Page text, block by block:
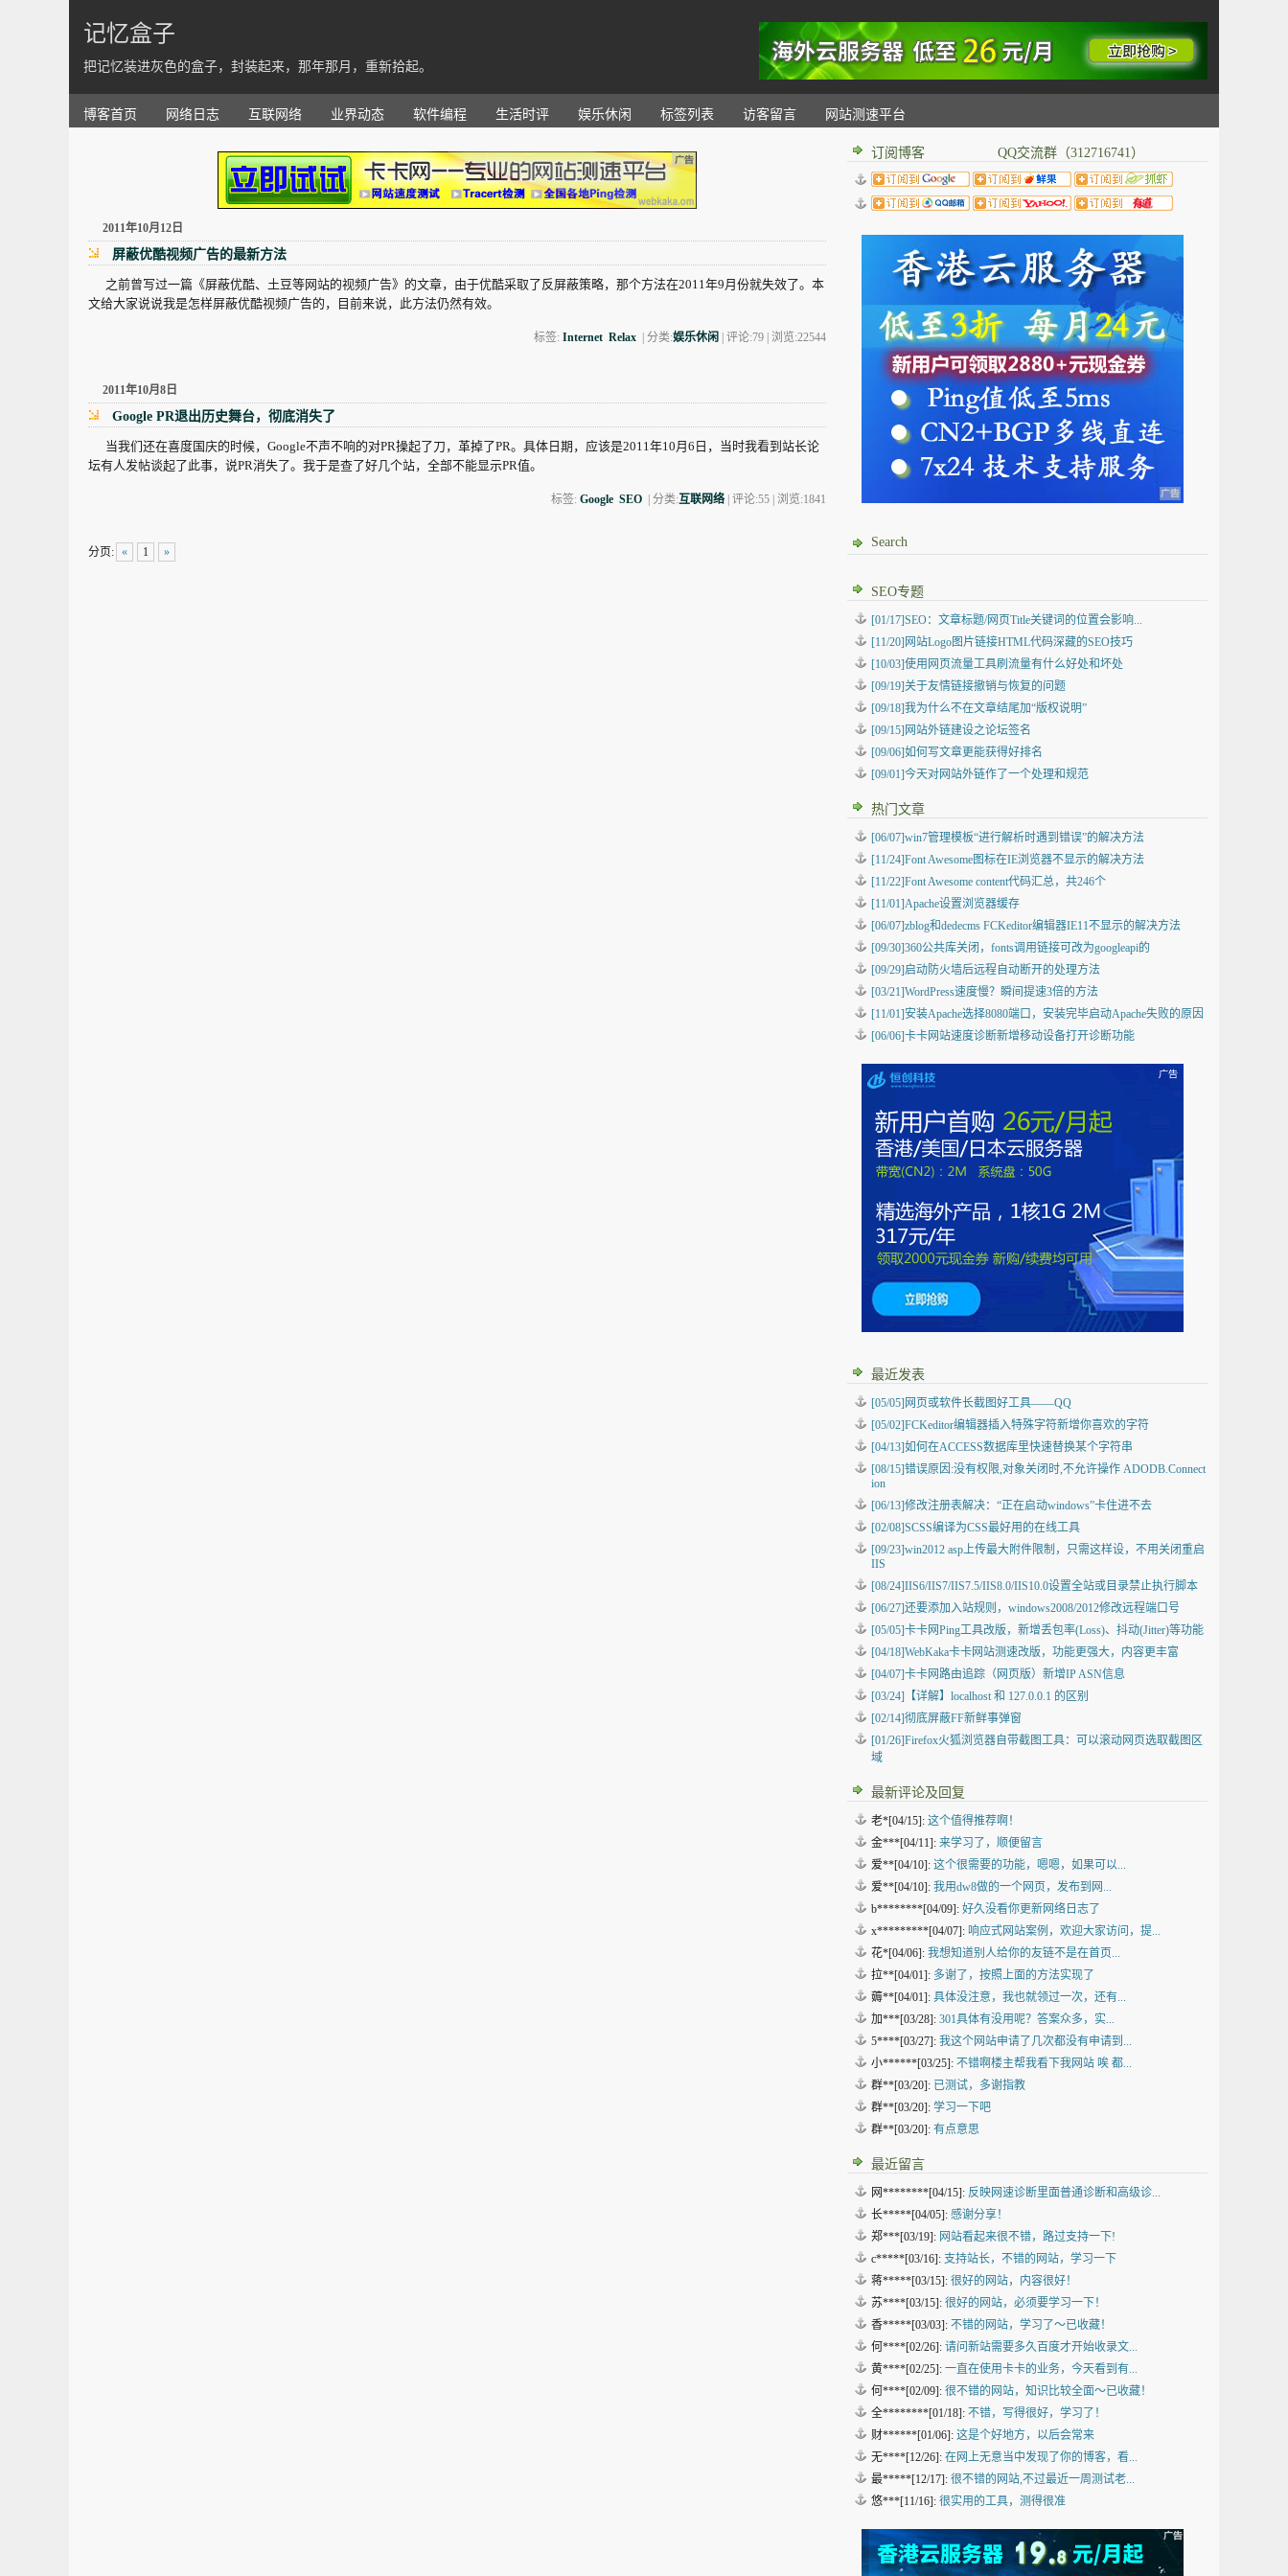
记忆盒子
把记忆装进灰色的盒子，封装起来，那年那月，重新拾起。
博客首页 网络日志 互联网络 业界动态 软件编程 生活时评 娱乐休闲 标签列表 访客留言 网站测速平台
2011年10月12日
屏蔽优酷视频广告的最新方法
之前曾写过一篇《屏蔽优酷、土豆等网站的视频广告》的文章，由于优酷采取了反屏蔽策略，那个方法在2011年9月份就失效了。本
文给大家说说我是怎样屏蔽优酷视频广告的，目前来说，此方法仍然有效。
标签: Internet Relax | 分类:娱乐休闲 | 评论:79 | 浏览:22544
2011年10月8日
Google PR退出历史舞台，彻底消失了
当我们还在喜度国庆的时候，Google不声不响的对PR操起了刀，革掉了PR。具体日期，应该是2011年10月6日，当时我看到站长论
坛有人发帖谈起了此事，说PR消失了。我于是查了好几个站，全部不能显示PR值。
标签: Google SEO | 分类:互联网络 | 评论:55 | 浏览:1841
分页: « 1 »
订阅博客 QQ交流群（312716741）
Search
SEO专题
[01/17]SEO：文章标题/网页Title关键词的位置会影响...
[11/20]网站Logo图片链接HTML代码深藏的SEO技巧
[10/03]使用网页流量工具刷流量有什么好处和坏处
[09/19]关于友情链接撤销与恢复的问题
[09/18]我为什么不在文章结尾加“版权说明”
[09/15]网站外链建设之论坛签名
[09/06]如何写文章更能获得好排名
[09/01]今天对网站外链作了一个处理和规范
热门文章
[06/07]win7管理模板“进行解析时遇到错误”的解决方法
[11/24]Font Awesome图标在IE浏览器不显示的解决方法
[11/22]Font Awesome content代码汇总，共246个
[11/01]Apache设置浏览器缓存
[06/07]zblog和dedecms FCKeditor编辑器IE11不显示的解决方法
[09/30]360公共库关闭，fonts调用链接可改为googleapi的
[09/29]启动防火墙后远程自动断开的处理方法
[03/21]WordPress速度慢？瞬间提速3倍的方法
[11/01]安装Apache选择8080端口，安装完毕启动Apache失败的原因
[06/06]卡卡网站速度诊断新增移动设备打开诊断功能
最近发表
[05/05] 网页或软件长截图好工具——QQ
[05/02]FCKeditor编辑器插入特殊字符新增你喜欢的字符
[04/13]如何在ACCESS数据库里快速替换某个字符串
[08/15]错误原因:没有权限,对象关闭时,不允许操作 ADODB.Connect
ion
[06/13]修改注册表解决：“正在启动windows”卡住进不去
[02/08]SCSS编译为CSS最好用的在线工具
[09/23]win2012 asp上传最大附件限制，只需这样设，不用关闭重启
IIS
[08/24]IIS6/IIS7/IIS7.5/IIS8.0/IIS10.0设置全站或目录禁止执行脚本
[06/27]还要添加入站规则，windows2008/2012修改远程端口号
[05/05]卡卡网Ping工具改版，新增丢包率(Loss)、抖动(Jitter)等功能
[04/18]WebKaka卡卡网站测速改版，功能更强大，内容更丰富
[04/07]卡卡网路由追踪（网页版）新增IP ASN信息
[03/24] 【详解】localhost 和 127.0.0.1 的区别
[02/14]彻底屏蔽FF新鲜事弹窗
[01/26]Firefox火狐浏览器自带截图工具：可以滚动网页选取截图区
域
最新评论及回复
老*[04/15]: 这个值得推荐啊！
金***[04/11]: 来学习了，顺便留言
爱**[04/10]: 这个很需要的功能，嗯嗯，如果可以...
爱**[04/10]: 我用dw8做的一个网页，发布到网...
b********[04/09]: 好久没看你更新网络日志了
x*********[04/07]: 响应式网站案例，欢迎大家访问，提...
花*[04/06]: 我想知道别人给你的友链不是在首页...
拉**[04/01]: 多谢了，按照上面的方法实现了
薅**[04/01]: 具体没注意，我也就领过一次，还有...
加***[03/28]: 301具体有没用呢？答案众多，实...
5****[03/27]: 我这个网站申请了几次都没有申请到...
小******[03/25]: 不错啊楼主帮我看下我网站 唉 都...
群**[03/20]: 已测试，多谢指教
群**[03/20]: 学习一下吧
群**[03/20]: 有点意思
最近留言
网********[04/15]: 反映网速诊断里面普通诊断和高级诊...
长*****[04/05]: 感谢分享！
郑***[03/19]: 网站看起来很不错，路过支持一下!
c*****[03/16]: 支持站长，不错的网站，学习一下
蒋*****[03/15]: 很好的网站，内容很好！
苏****[03/15]: 很好的网站，必须要学习一下！
香*****[03/03]: 不错的网站，学习了～已收藏！
何****[02/26]: 请问新站需要多久百度才开始收录文...
黄****[02/25]: 一直在使用卡卡的业务，今天看到有...
何****[02/09]: 很不错的网站，知识比较全面～已收藏！
全********[01/18]: 不错，写得很好，学习了！
财******[01/06]: 这是个好地方，以后会常来
无****[12/26]: 在网上无意当中发现了你的博客，看...
最*****[12/17]: 很不错的网站,不过最近一周测试老...
悠***[11/16]: 很实用的工具，测得很准